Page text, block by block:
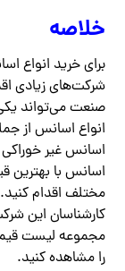
خلاصه
برای خرید انواع
شرکت‌های زیادی
صنعت می‌تواند
انواع اسانس از
اسانس غیر
اسانس با بهترین
مختلف اقدام
کارشناسان این
مجموعه لیست
را مشاهده کنید.